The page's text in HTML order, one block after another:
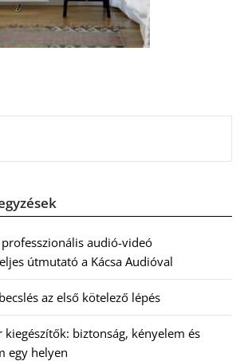
professzionális audió-videó
útmutató a Kácsa Audióval
az első kötelező lépés
biztonság, kényelem és
egy helyen